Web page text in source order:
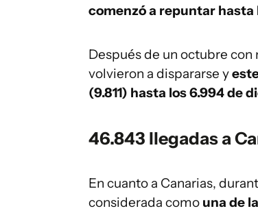
comenzó a repuntar hasta
Después de un octubre con
volvieron a dispararse y
(9.811) hasta los 6.994 de
46.843 llegadas a
En cuanto a Canarias,
considerada como una de